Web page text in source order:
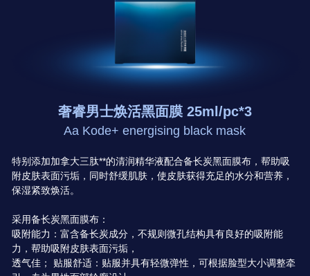
奢睿男士焕活黑面膜 25ml/pc*3
Aa Kode+ energising black mask
特别添加加拿大三肽**的清润精华液配合备长炭黑面膜布，帮助吸
附皮肤表面污垢，同时舒缓肌肤，使皮肤获得充足的水分和营养，
保湿紧致焕活。
采用备长炭黑面膜布：
吸附能力：富含备长炭成分，不规则微孔结构具有良好的吸附能
力，帮助吸附皮肤表面污垢，
透气佳； 贴服舒适：贴服并具有轻微弹性，可根据脸型大小调整牵